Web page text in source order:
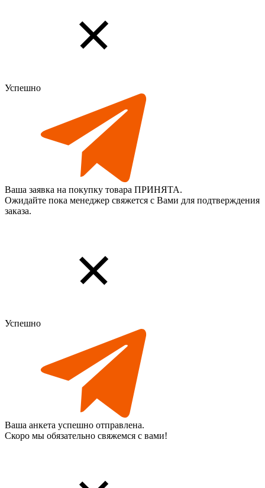
Успешно
Ваша заявка на покупку товара ПРИНЯТА.
Ожидайте пока менеджер свяжется с Вами для подтверждения
заказа.
Успешно
Ваша анкета успешно отправлена.
Скоро мы обязательно свяжемся с вами!